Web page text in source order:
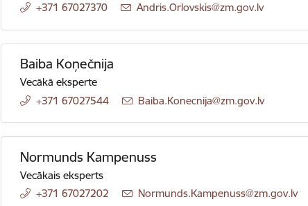
+371 67027370
E-pasts:
Andris.Orlovskis@zm.gov.lv
Baiba Koņečnija
Vecākā eksperte
+371 67027544
E-pasts:
Baiba.Konecnija@zm.gov.lv
Normunds Kampenuss
Vecākais eksperts
+371 67027202
E-pasts:
Normunds.Kampenuss@zm.gov.lv